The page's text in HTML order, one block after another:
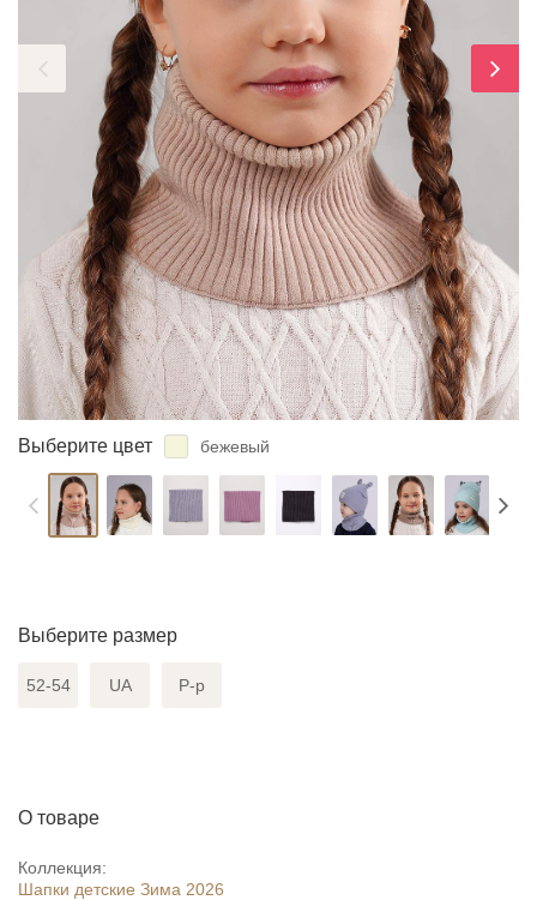
Выберите цвет бежевый
Выберите размер
52-54 UA Р-р
О товаре
Коллекция:
Шапки детские Зима 2026